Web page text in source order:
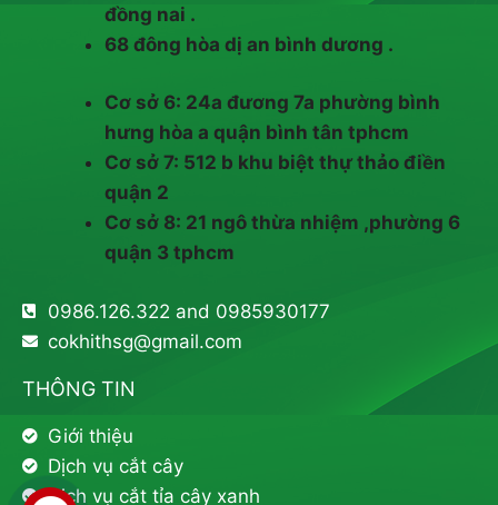
đồng nai .
68 đông hòa dị an bình dương .
Cơ sở 6: 24a đương 7a phường bình
hưng hòa a quận bình tân tphcm
Cơ sở 7: 512 b khu biệt thự thảo điền
quận 2
Cơ sở 8: 21 ngô thừa nhiệm ,phường 6
quận 3 tphcm
0986.126.322 and 0985930177
cokhithsg@gmail.com
THÔNG TIN
Giới thiệu
Dịch vụ cắt cây
Dịch vụ cắt tỉa cây xanh